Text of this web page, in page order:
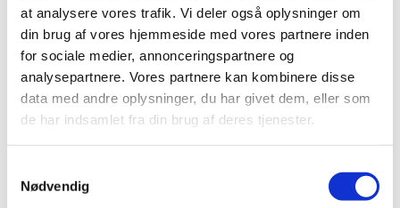
at analysere vores trafik. Vi deler også oplysninger om
din brug af vores hjemmeside med vores partnere inden
for sociale medier, annonceringspartnere og
analysepartnere. Vores partnere kan kombinere disse
data med andre oplysninger, du har givet dem, eller som
de har indsamlet fra din brug af deres tjenester.
Nødvendig
Vi mødes i Ugerløse Sognegård hver 14. dag.
Omdrejningspunktet er nørklerier og håndarbejde.
Uanset om du strikker, hækler, broderer eller
andet, er du velkommen. Der vil være the og
kaffe. Kage eller andet spiseligt kan vi medbringe
på skift. Alle kan være med uanset niveau. Er man
i Sognegården. Kom og vær med.